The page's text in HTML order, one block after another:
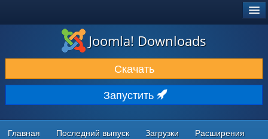
ЗАГРУЗКИ И РАСШИРЕНИЯ
ДОКУМЕНТАЦИЯ И ОБУЧЕНИЕ
СООБЩЕСТВО И ПОДДЕРЖКА
РЕСУРСЫ ДЛЯ РАЗРАБОТЧИКОВ
Joomla! Downloads
Скачать
Запустить
Главная Последний выпуск Загрузки Расширения